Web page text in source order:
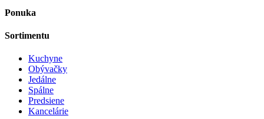
Ponuka
Sortimentu
Kuchyne
Obývačky
Jedálne
Spálne
Predsiene
Kancelárie